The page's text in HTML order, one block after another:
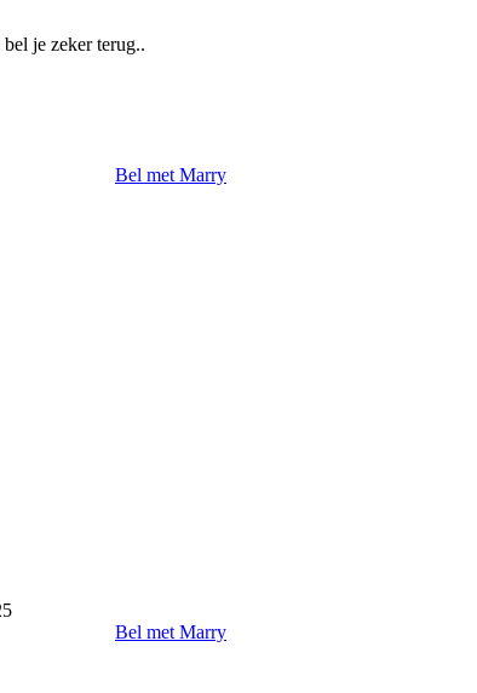
je zeker terug..
Bel met Marry
Bel met Marry